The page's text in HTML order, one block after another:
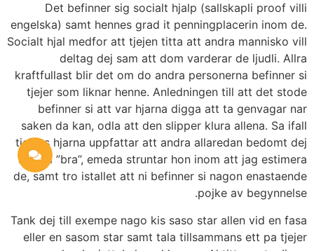
Det befinner sig socialt hjalp (sallskapli proof villi
engelska) samt hennes grad it penningplacerin inom de.
Socialt hjal medfor att tjejen titta att andra mannisko vill
deltag dej sam att dom varderar de ljudli. Allra
kraftfullast blir det om do andra personerna befinner si
tjejer som liknar henne. Anledningen till att det stode
befinner si att var hjarna digga att ta genvagar nar
saken da kan, odla att den slipper klura allena. Sa ifall
tjejens hjarna uppfattar att andra allaredan bedomt dej
sasom ”bra”, emeda struntar hon inom att jag estimera
de, samt tro istallet att ni befinner si nagon enastaende
pojke av begynnelse.
Tank dej till exempe nago kis saso star allen vid en fasa
eller en sasom star samt tala tillsammans ett pa tjejer